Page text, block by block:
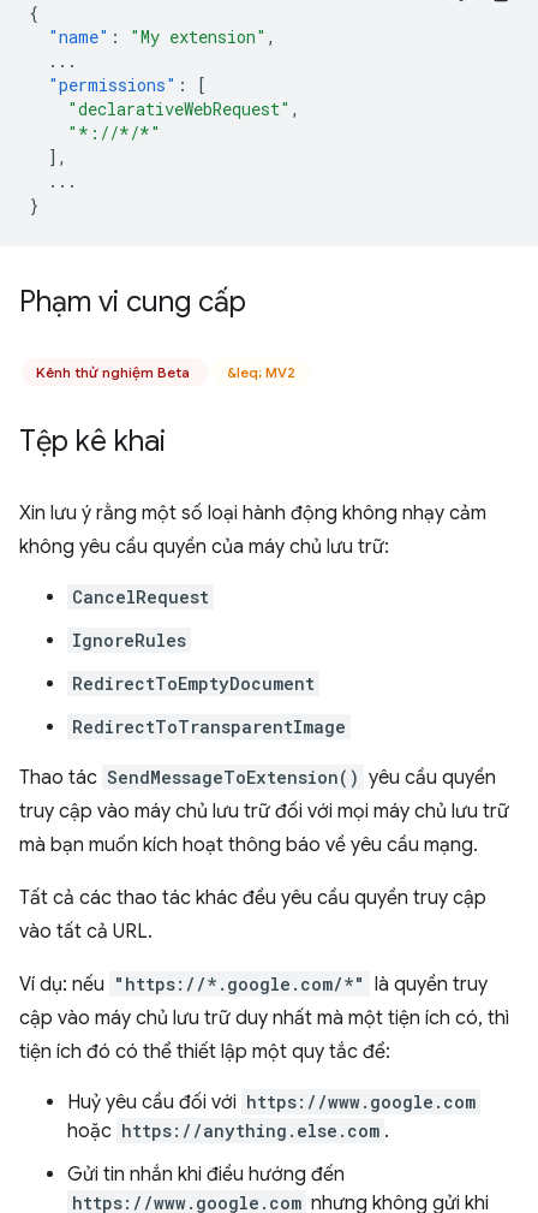
{
"name" : "My extension" ,
...
"permissions" :
[
"declarativeWebRequest" ,
"*://*/*"
],
...
}
Phạm vi cung cấp
Kênh thử nghiệm Beta &leq; MV2
Tệp kê khai
Xin lưu ý rằng một số loại hành động không nhạy cảm
không yêu cầu quyền của máy chủ lưu trữ:
CancelRequest
IgnoreRules
RedirectToEmptyDocument
RedirectToTransparentImage
Thao tác SendMessageToExtension() yêu cầu quyền
truy cập vào máy chủ lưu trữ đối với mọi máy chủ lưu trữ
mà bạn muốn kích hoạt thông báo về yêu cầu mạng.
Tất cả các thao tác khác đều yêu cầu quyền truy cập
vào tất cả URL.
Ví dụ: nếu "https://*.google.com/*" là quyền truy
cập vào máy chủ lưu trữ duy nhất mà một tiện ích có, thì
tiện ích đó có thể thiết lập một quy tắc để:
Huỷ yêu cầu đối với https://www.google.com
hoặc https://anything.else.com .
Gửi tin nhắn khi điều hướng đến
https://www.google.com nhưng không gửi khi